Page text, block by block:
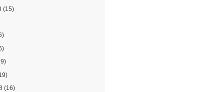
(15)
(16)